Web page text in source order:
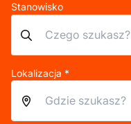
Stanowisko
Lokalizacja *